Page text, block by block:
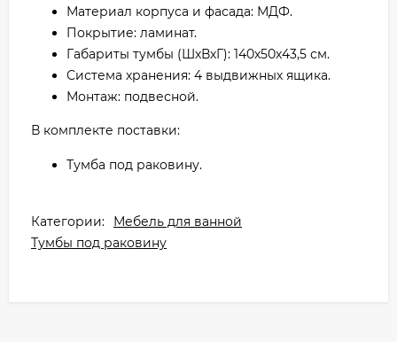
Материал корпуса и фасада: МДФ.
Покрытие: ламинат.
Габариты тумбы (ШхВхГ): 140х50х43,5 см.
Система хранения: 4 выдвижных ящика.
Монтаж: подвесной.
В комплекте поставки:
Тумба под раковину.
Категории:
Мебель для ванной
Тумбы под раковину